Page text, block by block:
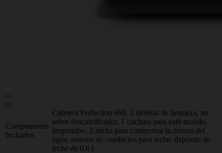
Componentes
Incluidos
Cafetera Perfection 660, 2 tabletas de limpieza, un
sobre descalcificador, 1 cuchara para café molido,
limpiatubo, 2 sticks para comprobar la dureza del
agua, sistema de conductos para leche, depósito de
leche de 0,6 l